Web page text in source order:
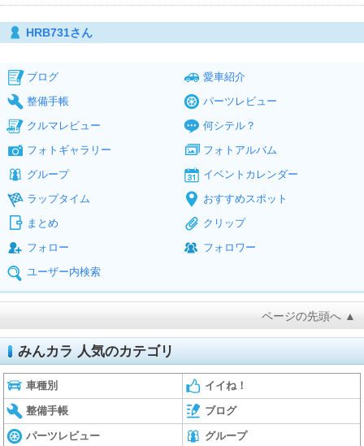
HRB731さん
ブログ
愛車紹介
整備手帳
パーツレビュー
クルマレビュー
何シテル？
フォトギャラリー
フォトアルバム
グループ
イベントカレンダー
ラップタイム
おすすめスポット
まとめ
クリップ
フォロー
フォロワー
ユーザー内検索
ページの先頭へ ▲
みんカラ 人気のカテゴリ
車種別 イイね！
整備手帳 ブログ
パーツレビュー グループ